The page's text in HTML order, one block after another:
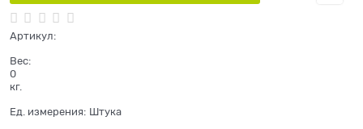
Артикул:
Вес:
0
кг.
Ед. измерения: Штука